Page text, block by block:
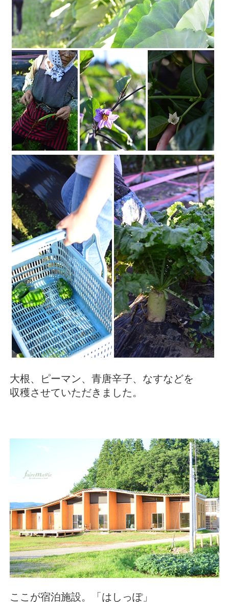
大根、ピーマン、青唐辛子、なすなどを
収穫させていただきました。
ここが宿泊施設。「はしっぽ」